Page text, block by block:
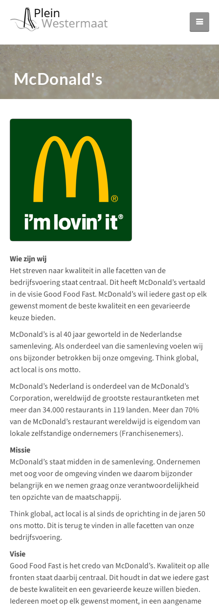
McDonald's
Wie zijn wij
Het streven naar kwaliteit in alle facetten van de
bedrijfsvoering staat centraal. Dit heeft McDonald’s vertaald
in de visie Good Food Fast. McDonald’s wil iedere gast op elk
gewenst moment de beste kwaliteit en een gevarieerde
keuze bieden.
McDonald’s is al 40 jaar geworteld in de Nederlandse
samenleving. Als onderdeel van die samenleving voelen wij
ons bijzonder betrokken bij onze omgeving. Think global,
act local is ons motto.
McDonald’s Nederland is onderdeel van de McDonald’s
Corporation, wereldwijd de grootste restaurantketen met
meer dan 34.000 restaurants in 119 landen. Meer dan 70%
van de McDonald’s restaurant wereldwijd is eigendom van
lokale zelfstandige ondernemers (Franchisenemers).
Missie
McDonald’s staat midden in de samenleving. Ondernemen
met oog voor de omgeving vinden we daarom bijzonder
belangrijk en we nemen graag onze verantwoordelijkheid
ten opzichte van de maatschappij.
Think global, act local is al sinds de oprichting in de jaren 50
ons motto. Dit is terug te vinden in alle facetten van onze
bedrijfsvoering.
Visie
Good Food Fast is het credo van McDonald’s. Kwaliteit op alle
fronten staat daarbij centraal. Dit houdt in dat we iedere gast
de beste kwaliteit en een gevarieerde keuze willen bieden.
Iedereen moet op elk gewenst moment, in een aangename